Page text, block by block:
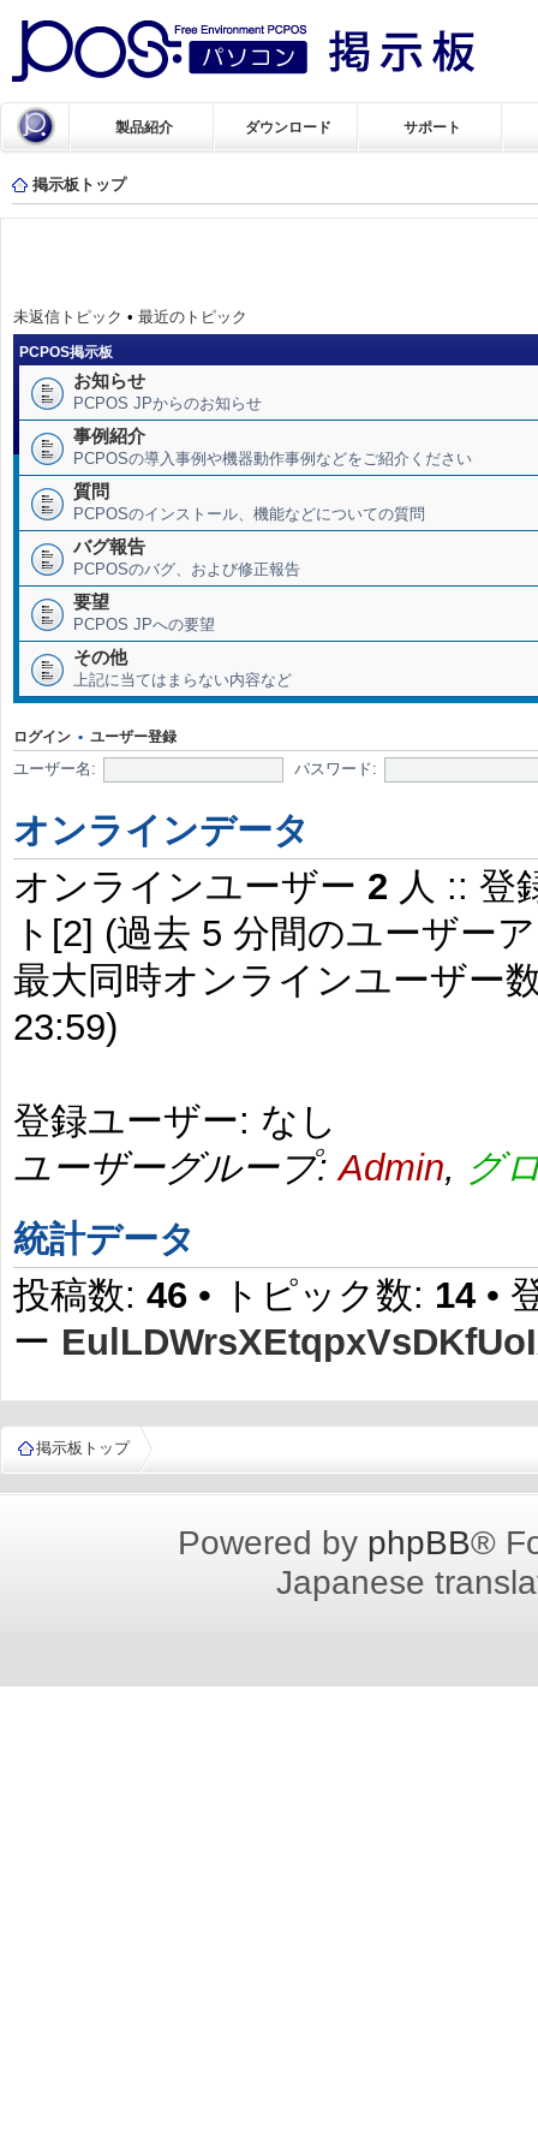
製品紹介 ダウンロード サポート
掲示板トップ
未返信トピック • 最近のトピック
PCPOS掲示板
お知らせ
PCPOS JPからのお知らせ
事例紹介
PCPOSの導入事例や機器動作事例などをご紹介ください
質問
PCPOSのインストール、機能などについての質問
バグ報告
PCPOSのバグ、および修正報告
要望
PCPOS JPへの要望
その他
上記に当てはまらない内容など
ログイン • ユーザー登録
ユーザー名: パスワード:
オンラインデータ
オンラインユーザー 2 人 :: 登
ト[2] (過去 5 分間のユーザー
最大同時オンラインユーザー
23:59)
登録ユーザー: なし
ユーザーグループ:Admin, グ
統計データ
投稿数: 46 • トピック数: 14 •
ー
掲示板トップ
Powered by phpBB®
Japanese